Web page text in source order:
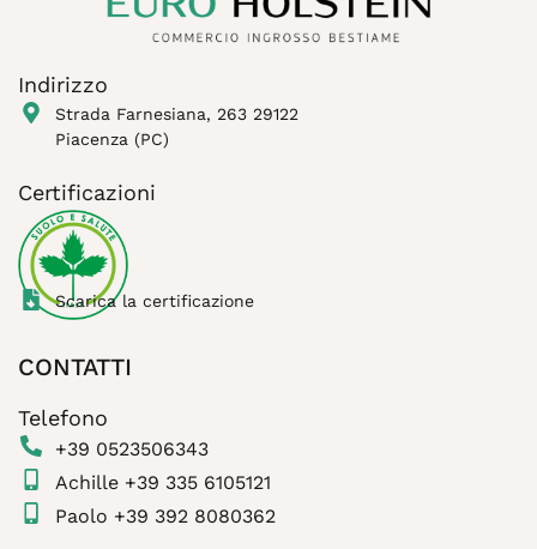
Indirizzo
Strada Farnesiana, 263 29122
Piacenza (PC)
Certificazioni
Scarica la certificazione
CONTATTI
Telefono
+39 0523506343
Achille +39 335 6105121
Paolo +39 392 8080362